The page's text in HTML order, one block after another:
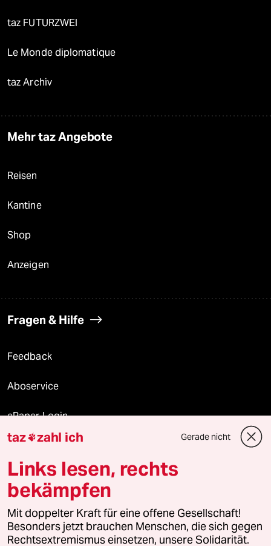
taz FUTURZWEI
Le Monde diplomatique
taz Archiv
Mehr taz Angebote
Reisen
Kantine
Shop
Anzeigen
Fragen & Hilfe
Feedback
Aboservice
ePaper Login
Downloads für Abonnierende
© 2026 taz Verlags und Vertriebs GmbH
Alle Rechte vorbehalten. Bei rechtlichen Fragen oder für Genehmigungen
wenden Sie sich bitte an
lizenzen@taz.de
taz zahl ich Gerade nicht
Links lesen, rechts
bekämpfen
Mit doppelter Kraft für eine offene Gesellschaft!
Besonders jetzt brauchen Menschen, die sich gegen
Rechtsextremismus einsetzen, unsere Solidarität.